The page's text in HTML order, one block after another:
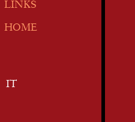
LINKS
HOME
IT